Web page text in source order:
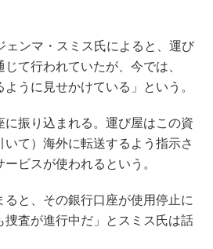
ェンマ・スミス氏によると、運び
て行われていたが、今では、
うに見せかけている」という。
振り込まれる。運び屋はこの資
て）海外に転送するよう指示さ
ビスが使われるという。
と、その銀行口座が使用停止に
査が進行中だ」とスミス氏は話